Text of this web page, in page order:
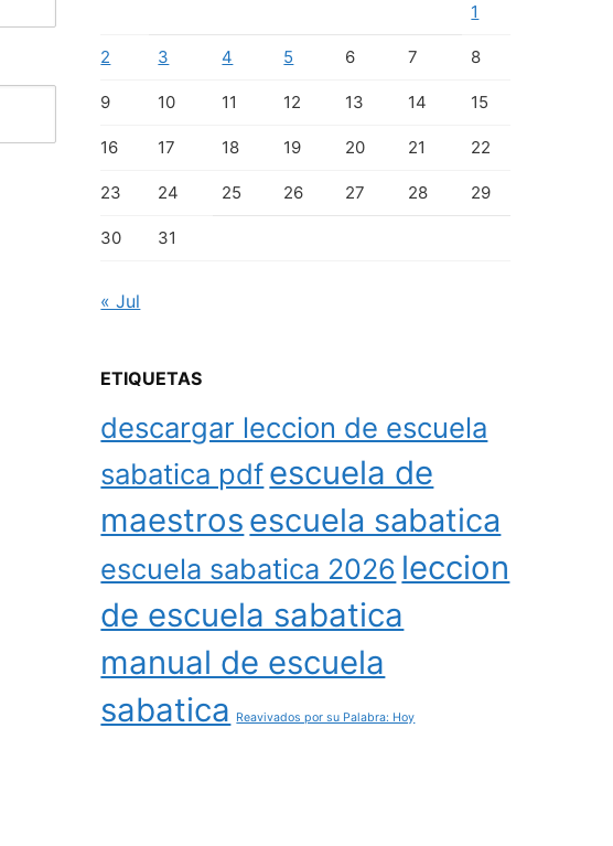
1
2 3 4 5 6 7 8
9 10 11 12 13 14 15
16 17 18 19 20 21 22
23 24 25 26 27 28 29
30 31
« Jul
ETIQUETAS
descargar leccion de escuela
sabatica pdfescuela de
maestros escuela sabatica
escuela sabatica 2026 leccion
de escuela sabatica
manual de escuela
sabatica
Reavivados por su Palabra: Hoy